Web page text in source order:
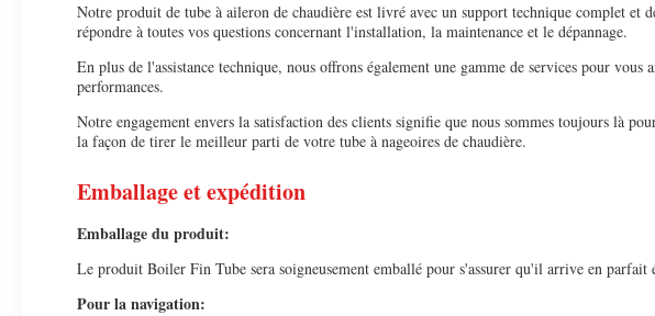
Notre produit de tube à aileron de chaudière est livré avec un support technique complet
répondre à toutes vos questions concernant l'installation, la maintenance et le dépannage.
En plus de l'assistance technique, nous offrons également une gamme de services pour
performances.
Notre engagement envers la satisfaction des clients signifie que nous sommes toujours là
la façon de tirer le meilleur parti de votre tube à nageoires de chaudière.
Emballage et expédition
Emballage du produit:
Le produit Boiler Fin Tube sera soigneusement emballé pour s'assurer qu'il arrive en
Pour la navigation: